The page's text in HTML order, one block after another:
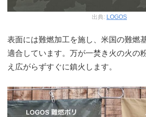
出典: LOGOS
表面には難燃加工を施し、米国の難燃
適合しています。万が一焚き火の火の
え広がらずすぐに鎮火します。